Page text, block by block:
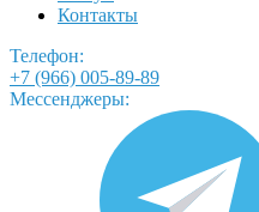
Контакты
Телефон:
+7 (966) 005-89-89
Мессенджеры: